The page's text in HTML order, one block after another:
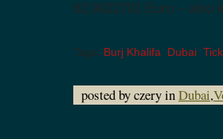
62,9022701 Euro – also
Tags: Burj Khalifa Dubai
posted by czery inDubai,